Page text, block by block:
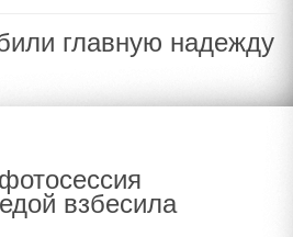
главную надежду
взбесила